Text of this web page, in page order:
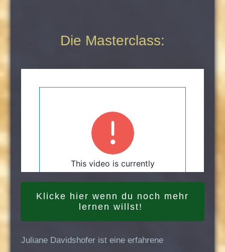
Die Masterclass:
Klicke hier wenn du noch mehr
lernen willst!
Juliane Davidshofer ist eine erfahrene